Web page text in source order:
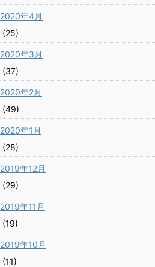
2020年4月
(25)
2020年3月
(37)
2020年2月
(49)
2020年1月
(28)
2019年12月
(29)
2019年11月
(19)
2019年10月
(11)